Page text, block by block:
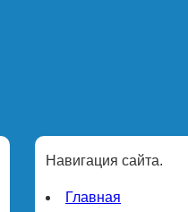
Навигация сайта.
Главная